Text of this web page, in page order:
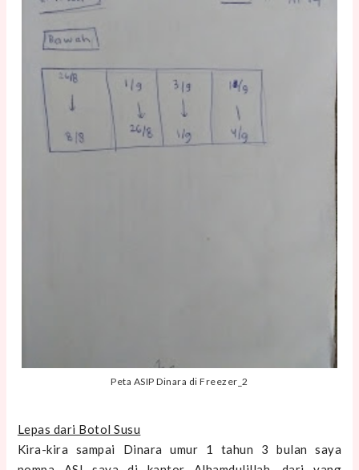
Peta ASIP Dinara di Freezer_2
Lepas dari Botol Susu
Kira-kira sampai Dinara umur 1 tahun 3 bulan saya